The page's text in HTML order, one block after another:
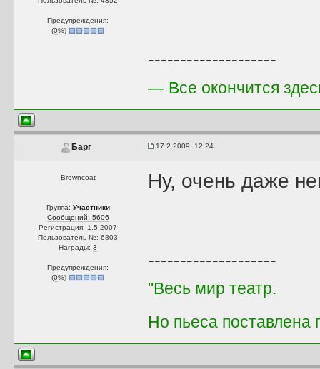
Предупреждения:
(0%)
--------------------
— Все окончится
Барг 17.2.2009, 12:24
Browncoat
Группа: Участники
Сообщений: 5606
Регистрация: 1.5.2007
Пользователь №: 6803
Награды:3
Предупреждения:
(0%)
Ну, очень даже
--------------------
"Весь мир театр.
Но пьеса